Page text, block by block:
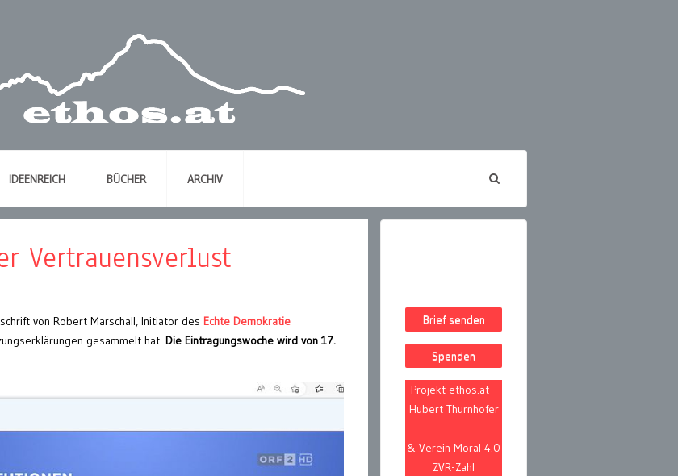
IDEENREICH BÜCHER ARCHIV
Vertrauensverlust
von Robert Marschall, Initiator des Echte Demokratie
gesammelt hat. Die Eintragungswoche wird von 17.
Brief senden
Spenden
Projekt ethos.at
Hubert Thurnhofer
& Verein Moral 4.0
ZVR-Zahl